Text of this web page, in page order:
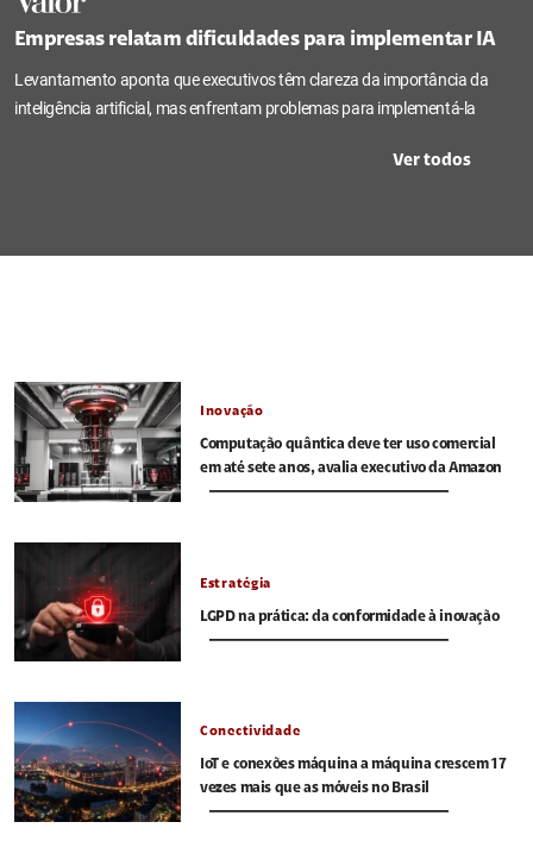
Empresas relatam dificuldades para implementar IA
Levantamento aponta que executivos têm clareza da importância da
inteligência artificial, mas enfrentam problemas para implementá-la
Ver todos
Inovação
Computação quântica deve ter uso comercial
em até sete anos, avalia executivo da Amazon
Estratégia
LGPD na prática: da conformidade à inovação
Conectividade
IoT e conexões máquina a máquina crescem 17
vezes mais que as móveis no Brasil